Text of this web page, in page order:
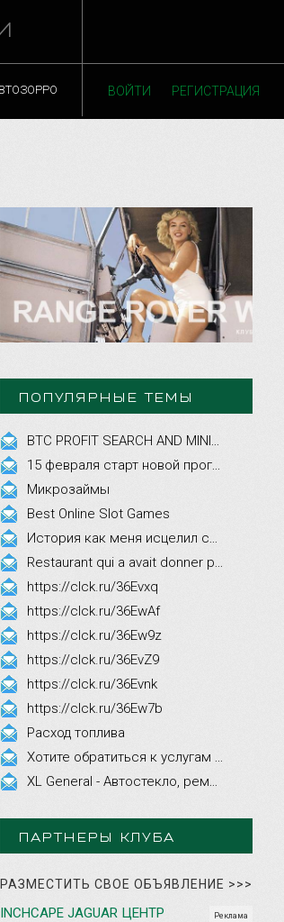
ВОЙТИ РЕГИСТРАЦИЯ
ПОПУЛЯРНЫЕ ТЕМЫ
Микрозаймы
Best Online Slot Games
https://clck.ru/36Evxq
https://clck.ru/36EwAf
https://clck.ru/36Ew9z
https://clck.ru/36EvZ9
https://clck.ru/36Evnk
https://clck.ru/36Ew7b
Расход топлива
ПАРТНЕРЫ КЛУБА
РАЗМЕСТИТЬ СВОЕ ОБЪЯВЛЕНИЕ >>>
Реклама
INCHCAPE JAGUAR ЦЕНТР